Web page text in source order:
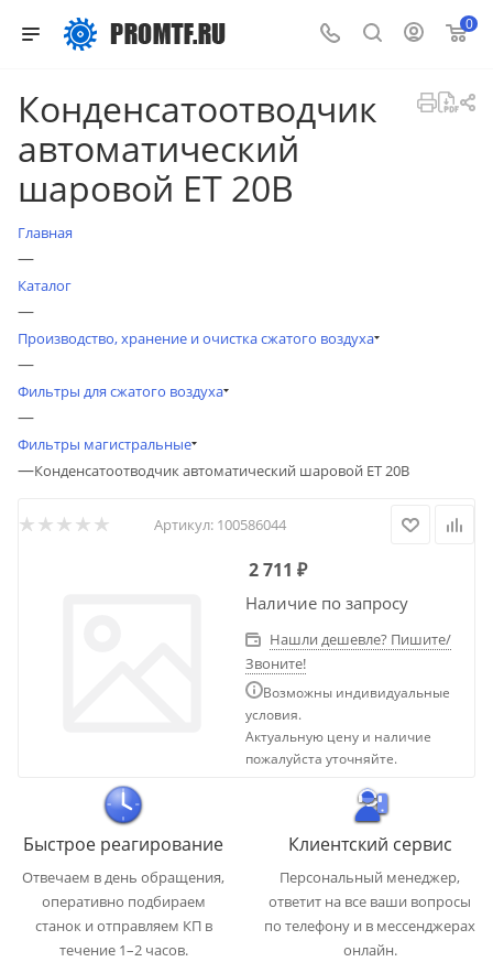
0
Конденсатоотводчик
автоматический
шаровой ET 20В
Главная
—
Каталог
—
Производство, хранение и очистка сжатого воздуха
—
Фильтры для сжатого воздуха
—
Фильтры магистральные
—Конденсатоотводчик автоматический шаровой ET 20В
Артикул: 100586044
2 711 ₽
Наличие по запросу
Нашли дешевле? Пишите/
Звоните!
Возможны индивидуальные
условия.
Актуальную цену и наличие
пожалуйста уточняйте.
Быстрое реагирование
Отвечаем в день обращения,
оперативно подбираем
станок и отправляем КП в
течение 1–2 часов.
Клиентский сервис
Персональный менеджер,
ответит на все ваши вопросы
по телефону и в мессенджерах
онлайн.